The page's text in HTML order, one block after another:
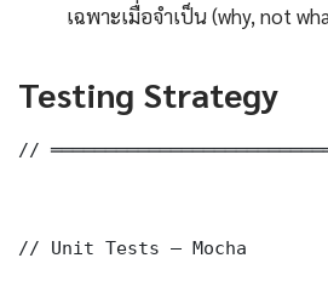
เฉพาะเมื่อจำเป็น (why, not
Testing Strategy
//
// Unit Tests — Mocha